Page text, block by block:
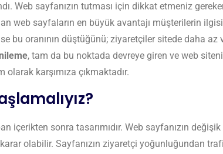
Web sayfanızın tutması için dikkat etmeniz
web sayfaların en büyük avantajı müşterilerin
bu oranının düştüğünü; ziyaretçiler sitede daha
, tam da bu noktada devreye giren ve web
karşımıza çıkmaktadır.
içerikten sonra tasarımıdır. Web sayfanızın
olabilir. Sayfanızın ziyaretçi yoğunluğundan